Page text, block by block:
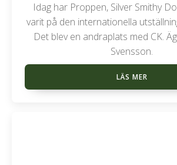
Idag har Proppen, Silver Smithy
varit på den internationella
Det blev en andraplats med CK.
Svensson.
LÄS MER